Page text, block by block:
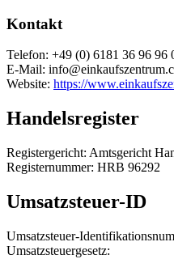
Kontakt
Telefon: +49 (0) 6181 36 96 96
E-Mail:
Website: https://
Handelsregister
Registergericht: Amtsgericht
Registernummer: HRB 96292
Umsatzsteuer-ID
Umsatzsteuer-
Umsatzsteuergesetz: